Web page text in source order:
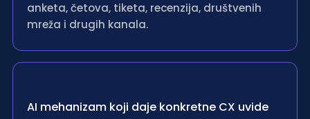
anketa, četova, tiketa, recenzija, društvenih
mreža i drugih kanala.
AI mehanizam koji daje konkretne CX uvide